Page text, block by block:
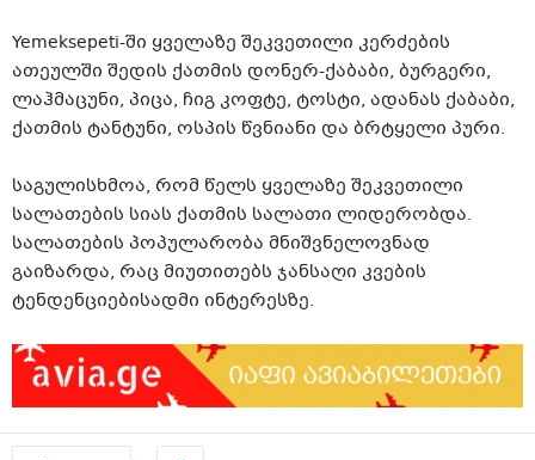
Yemeksepeti-ში ყველაზე შეკვეთილი კერძების
ათეულში შედის ქათმის დონერ-ქაბაბი, ბურგერი,
ლაჰმაცუნი, პიცა, ჩიგ კოფტე, ტოსტი, ადანას ქაბაბი,
ქათმის ტანტუნი, ოსპის წვნიანი და ბრტყელი პური.
საგულისხმოა, რომ წელს ყველაზე შეკვეთილი
სალათების სიას ქათმის სალათი ლიდერობდა.
სალათების პოპულარობა მნიშვნელოვნად
გაიზარდა, რაც მიუთითებს ჯანსაღი კვების
ტენდენციებისადმი ინტერესზე.